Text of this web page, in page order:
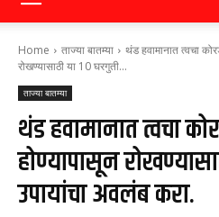
Home ताज्या बातम्या
थंड हवामानात त्वचा
रोखण्यासाठी या 10 घरगुती...
ताज्या बातम्या
थंड हवामानात त्वचा
होण्यापासून
उपायांचा अवलंब करा.